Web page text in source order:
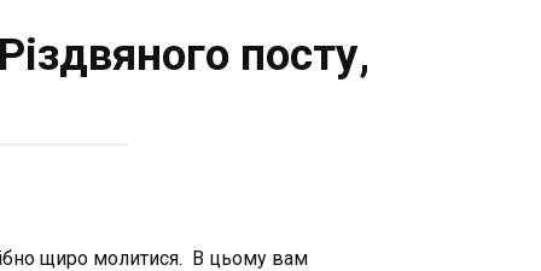
посту,
щиро молитися. В цьому вам